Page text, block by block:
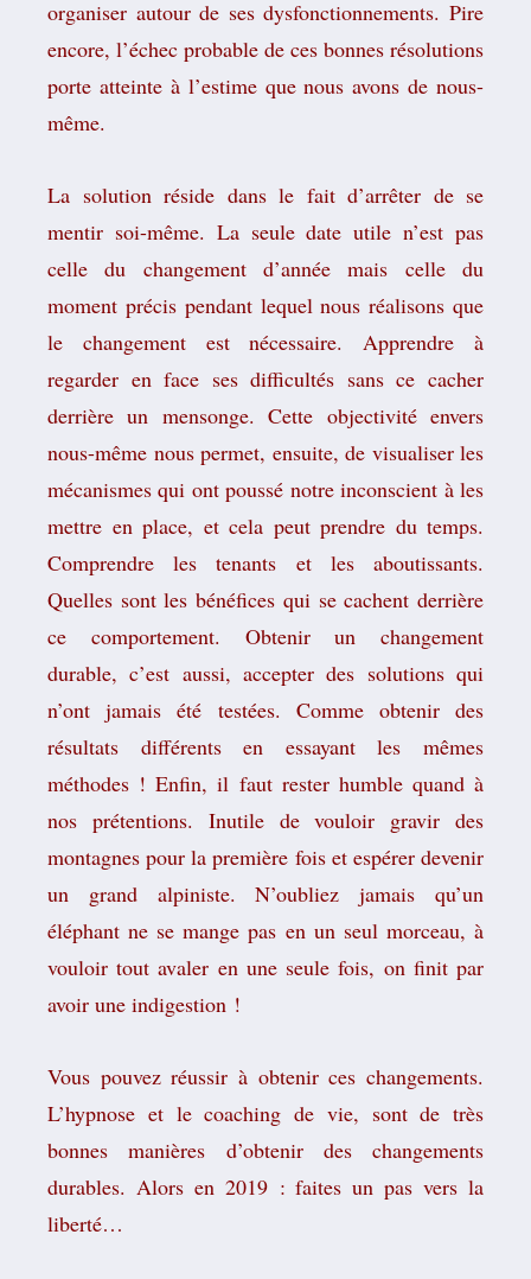
organiser autour de ses dysfonctionnements. Pire
encore, l’échec probable de ces bonnes résolutions
porte atteinte à l’estime que nous avons de nous-
même.
La solution réside dans le fait d’arrêter de se
mentir soi-même. La seule date utile n’est pas
celle du changement d’année mais celle du
moment précis pendant lequel nous réalisons que
le changement est nécessaire. Apprendre à
regarder en face ses difficultés sans ce cacher
derrière un mensonge. Cette objectivité envers
nous-même nous permet, ensuite, de visualiser les
mécanismes qui ont poussé notre inconscient à les
mettre en place, et cela peut prendre du temps.
Comprendre les tenants et les aboutissants.
Quelles sont les bénéfices qui se cachent derrière
ce comportement. Obtenir un changement
durable, c’est aussi, accepter des solutions qui
n’ont jamais été testées. Comme obtenir des
résultats différents en essayant les mêmes
méthodes ! Enfin, il faut rester humble quand à
nos prétentions. Inutile de vouloir gravir des
montagnes pour la première fois et espérer devenir
un grand alpiniste. N’oubliez jamais qu’un
éléphant ne se mange pas en un seul morceau, à
vouloir tout avaler en une seule fois, on finit par
avoir une indigestion !
Vous pouvez réussir à obtenir ces changements.
L’hypnose et le coaching de vie, sont de très
bonnes manières d’obtenir des changements
durables. Alors en 2019 : faites un pas vers la
liberté…